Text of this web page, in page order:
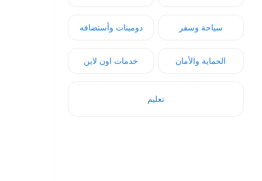
سياحة وسفر دومينات وأستضافه
الحماية والأمان خدمات اون لاين
تعليم